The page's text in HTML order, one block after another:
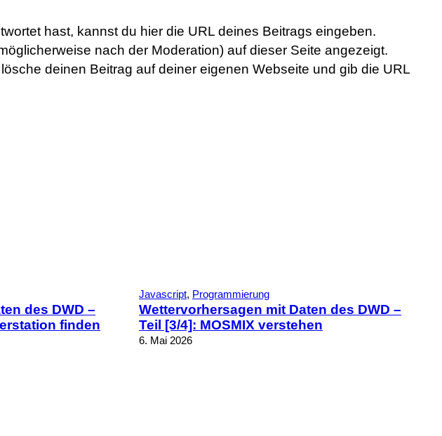
hast, kannst du hier die URL deines Beitrags eingeben.
nach der Moderation) auf dieser Seite angezeigt.
deinen Beitrag auf deiner eigenen Webseite und gib die URL
des DWD –
finden
Javascript, Programmierung
Wettervorhersagen mit Daten des DWD –
Teil [3/4]: MOSMIX verstehen
6. Mai 2026